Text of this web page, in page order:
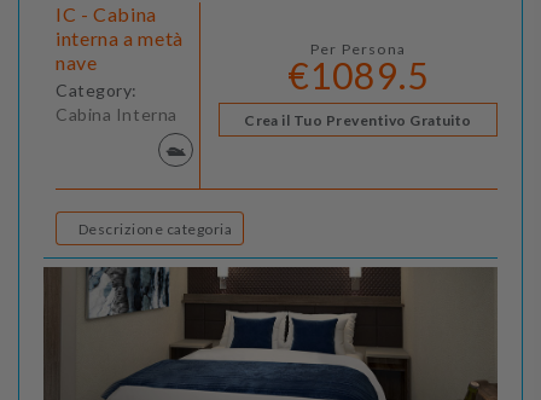
IC - Cabina
interna a metà
nave
Category:
Cabina Interna
Per Persona
€1089.5
Crea il Tuo Preventivo Gratuito
Descrizione categoria